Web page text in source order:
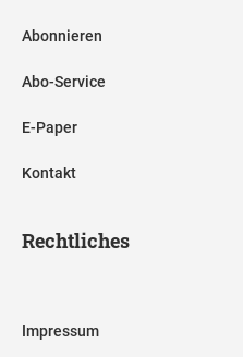
Abonnieren
Abo-Service
E-Paper
Kontakt
Rechtliches
Impressum